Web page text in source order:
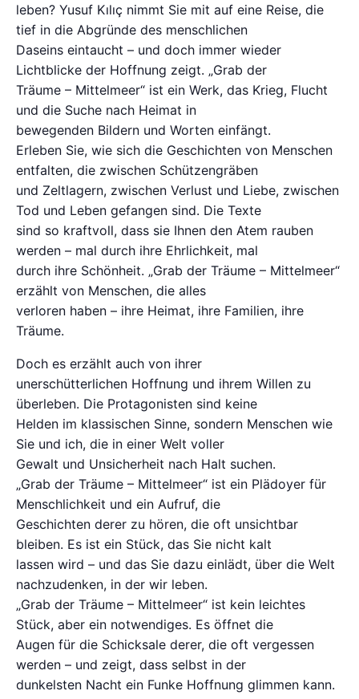
leben? Yusuf Kılıç nimmt Sie mit auf eine Reise, die
tief in die Abgründe des menschlichen
Daseins eintaucht – und doch immer wieder
Lichtblicke der Hoffnung zeigt. „Grab der
Träume – Mittelmeer“ ist ein Werk, das Krieg, Flucht
und die Suche nach Heimat in
bewegenden Bildern und Worten einfängt.
Erleben Sie, wie sich die Geschichten von Menschen
entfalten, die zwischen Schützengräben
und Zeltlagern, zwischen Verlust und Liebe, zwischen
Tod und Leben gefangen sind. Die Texte
sind so kraftvoll, dass sie Ihnen den Atem rauben
werden – mal durch ihre Ehrlichkeit, mal
durch ihre Schönheit. „Grab der Träume – Mittelmeer“
erzählt von Menschen, die alles
verloren haben – ihre Heimat, ihre Familien, ihre
Träume.
Doch es erzählt auch von ihrer
unerschütterlichen Hoffnung und ihrem Willen zu
überleben. Die Protagonisten sind keine
Helden im klassischen Sinne, sondern Menschen wie
Sie und ich, die in einer Welt voller
Gewalt und Unsicherheit nach Halt suchen.
„Grab der Träume – Mittelmeer“ ist ein Plädoyer für
Menschlichkeit und ein Aufruf, die
Geschichten derer zu hören, die oft unsichtbar
bleiben. Es ist ein Stück, das Sie nicht kalt
lassen wird – und das Sie dazu einlädt, über die Welt
nachzudenken, in der wir leben.
„Grab der Träume – Mittelmeer“ ist kein leichtes
Stück, aber ein notwendiges. Es öffnet die
Augen für die Schicksale derer, die oft vergessen
werden – und zeigt, dass selbst in der
dunkelsten Nacht ein Funke Hoffnung glimmen kann.